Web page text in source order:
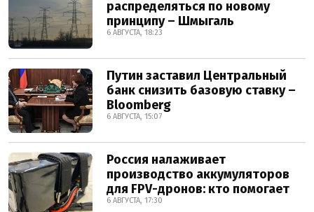
распределяться по новому
принципу – Шмыгаль
6 АВГУСТА, 18:23
Путин заставил Центральный
банк снизить базовую ставку –
Bloomberg
6 АВГУСТА, 15:07
Россия налаживает
производство аккумуляторов
для FPV-дронов: кто помогает
6 АВГУСТА, 17:30